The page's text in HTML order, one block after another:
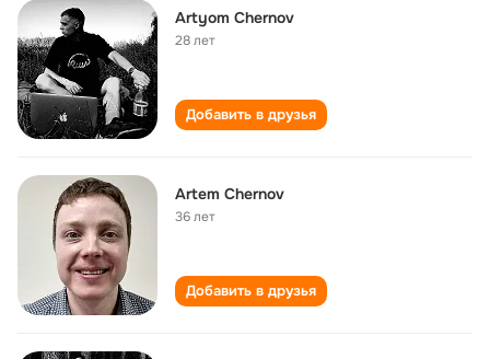
Artyom Chernov
28 лет
Добавить в друзья
Artem Chernov
36 лет
Добавить в друзья